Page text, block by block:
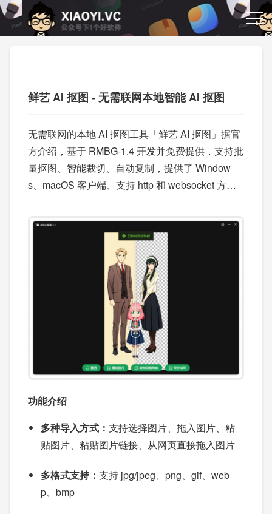
鲜艺 AI 抠图 - 无需联网本地智能 AI 抠图
无需联网的本地 AI 抠图工具「鲜艺 AI 抠图」据官
方介绍，基于 RMBG-1.4 开发并免费提供，支持批
量抠图、智能裁切、自动复制，提供了 Window
s、macOS 客户端、支持 http 和 websocket 方式
功能介绍
多种导入方式： 支持选择图片、拖入图片、粘
贴图片、粘贴图片链接、从网页直接拖入图片
多格式支持： 支持 jpg/jpeg、png、gif、web
p、bmp